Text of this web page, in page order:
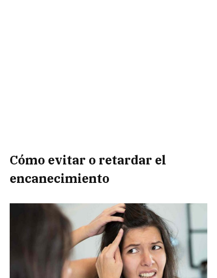
Cómo evitar o retardar el
encanecimiento